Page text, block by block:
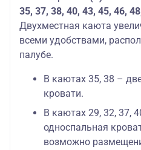
35, 37, 38, 40, 43, 45, 46,
Двухместная каюта
всеми удобствами,
палубе.
В каютах 35, 38 –
кровати.
В каютах 29, 32, 37,
односпальная
возможно